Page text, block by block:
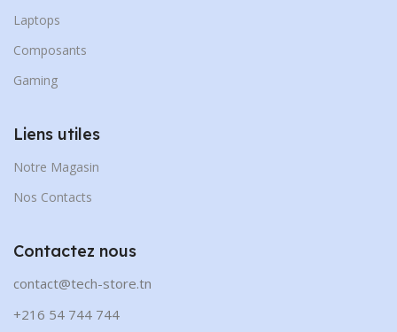
Laptops
Composants
Gaming
Liens utiles
Notre Magasin
Nos Contacts
Contactez nous
contact@tech-store.tn
+216 54 744 744